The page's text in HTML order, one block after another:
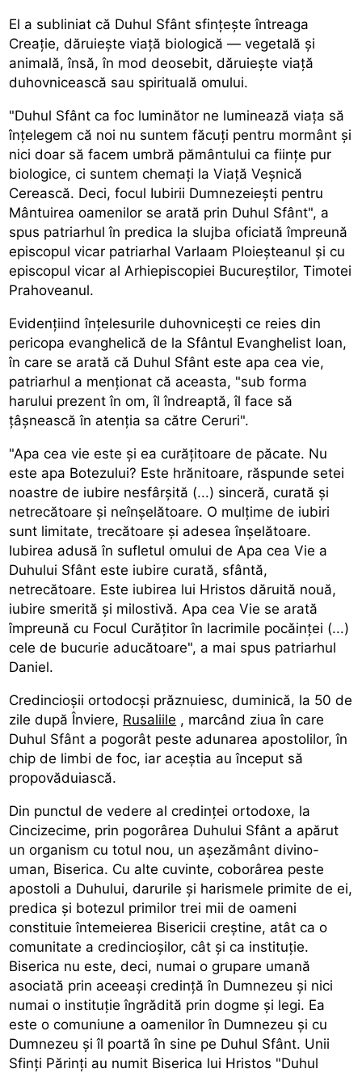
El a subliniat că Duhul Sfânt sfințește întreaga
Creație, dăruiește viață biologică — vegetală și
animală, însă, în mod deosebit, dăruiește viață
duhovnicească sau spirituală omului.
"Duhul Sfânt ca foc luminător ne luminează viața să
înțelegem că noi nu suntem făcuți pentru mormânt și
nici doar să facem umbră pământului ca ființe pur
biologice, ci suntem chemați la Viață Veșnică
Cerească. Deci, focul Iubirii Dumnezeiești pentru
Mântuirea oamenilor se arată prin Duhul Sfânt", a
spus patriarhul în predica la slujba oficiată împreună
episcopul vicar patriarhal Varlaam Ploieșteanul și cu
episcopul vicar al Arhiepiscopiei Bucureștilor, Timotei
Prahoveanul.
Evidențiind înțelesurile duhovnicești ce reies din
pericopa evanghelică de la Sfântul Evanghelist Ioan,
în care se arată că Duhul Sfânt este apa cea vie,
patriarhul a menționat că aceasta, "sub forma
harului prezent în om, îl îndreaptă, îl face să
țâșnească în atenția sa către Ceruri".
"Apa cea vie este și ea curățitoare de păcate. Nu
este apa Botezului? Este hrănitoare, răspunde setei
noastre de iubire nesfârșită (...) sinceră, curată și
netrecătoare și neînșelătoare. O mulțime de iubiri
sunt limitate, trecătoare și adesea înșelătoare.
Iubirea adusă în sufletul omului de Apa cea Vie a
Duhului Sfânt este iubire curată, sfântă,
netrecătoare. Este iubirea lui Hristos dăruită nouă,
iubire smerită și milostivă. Apa cea Vie se arată
împreună cu Focul Curățitor în lacrimile pocăinței (...)
cele de bucurie aducătoare", a mai spus patriarhul
Daniel.
Credincioșii ortodocși prăznuiesc, duminică, la 50 de
zile după Înviere, Rusaliile , marcând ziua în care
Duhul Sfânt a pogorât peste adunarea apostolilor, în
chip de limbi de foc, iar aceștia au început să
propovăduiască.
Din punctul de vedere al credinței ortodoxe, la
Cincizecime, prin pogorârea Duhului Sfânt a apărut
un organism cu totul nou, un așezământ divino-
uman, Biserica. Cu alte cuvinte, coborârea peste
apostoli a Duhului, darurile și harismele primite de ei,
predica și botezul primilor trei mii de oameni
constituie întemeierea Bisericii creștine, atât ca o
comunitate a credincioșilor, cât și ca instituție.
Biserica nu este, deci, numai o grupare umană
asociată prin aceeași credință în Dumnezeu și nici
numai o instituție îngrădită prin dogme și legi. Ea
este o comuniune a oamenilor în Dumnezeu și cu
Dumnezeu și îl poartă în sine pe Duhul Sfânt. Unii
Sfinți Părinți au numit Biserica lui Hristos "Duhul